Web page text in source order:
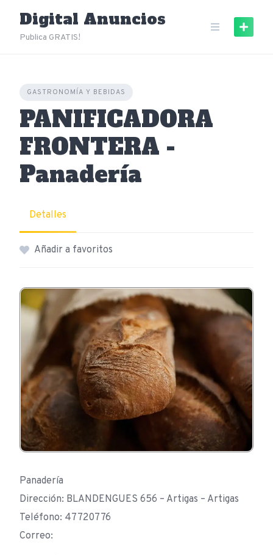
content
Digital Anuncios
Publica GRATIS!
GASTRONOMÍA Y BEBIDAS
PANIFICADORA
FRONTERA -
Panadería
Detalles
Añadir a favoritos
Panadería
Dirección: BLANDENGUES 656 – Artigas – Artigas
Teléfono: 47720776
Correo: